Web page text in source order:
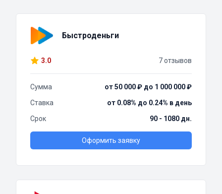
Быстроденьги
3.0 7 отзывов
Сумма
от 50 000 ₽ до 1 000 000 ₽
Ставка
от 0.08% до 0.24% в день
Срок
90 - 1080 дн.
Оформить заявку